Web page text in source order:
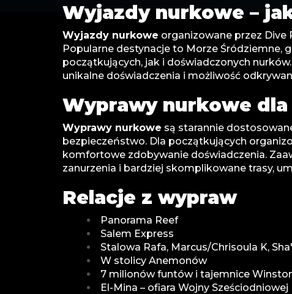
Wyjazdy nurkowe –
Wyjazdy nurkowe organizowane przez
Popularne destynacje to Morze Śródziemne,
początkujących, jak i doświadczonych nurków.
unikalne doświadczenia i możliwość
Wyprawy nurkowe
Wyprawy nurkowe są starannie
bezpieczeństwo. Dla początkujących
komfortowe zdobywanie doświadczenia.
zanurzenia i bardziej skomplikowane trasy,
Relacje z wypraw
Panorama Reef
Salem Express
Stalowa Rafa, Marcus/Chrisoula K,
W stolicy Anemonów
7 milionów funtów i tajemnice
El-Mina – ofiara Wojny Sześciodniowej